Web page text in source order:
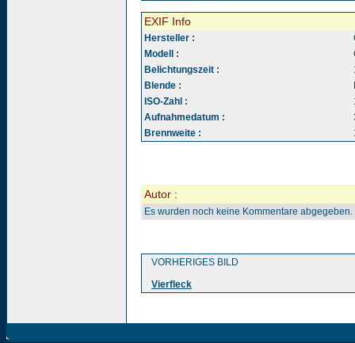
EXIF Info
Hersteller :
Modell :
Belichtungszeit :
Blende :
ISO-Zahl :
Aufnahmedatum :
Brennweite :
Autor :
Es wurden noch keine Kommentare abgegeben.
VORHERIGES BILD
Vierfleck